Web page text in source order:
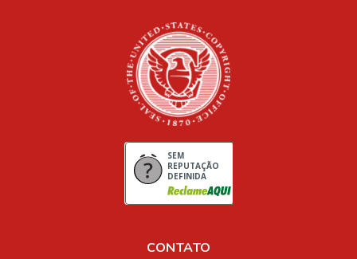
SEM
REPUTAÇÃO
DEFINIDA
CONTATO